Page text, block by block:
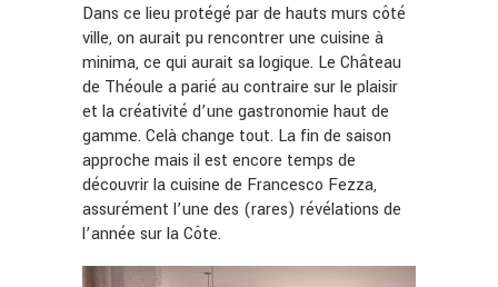
Dans ce lieu protégé par de hauts murs côté
ville, on aurait pu rencontrer une cuisine à
minima, ce qui aurait sa logique. Le Château
de Théoule a parié au contraire sur le plaisir
et la créativité d’une gastronomie haut de
gamme. Celà change tout. La fin de saison
approche mais il est encore temps de
découvrir la cuisine de Francesco Fezza,
assurément l’une des (rares) révélations de
l’année sur la Côte.